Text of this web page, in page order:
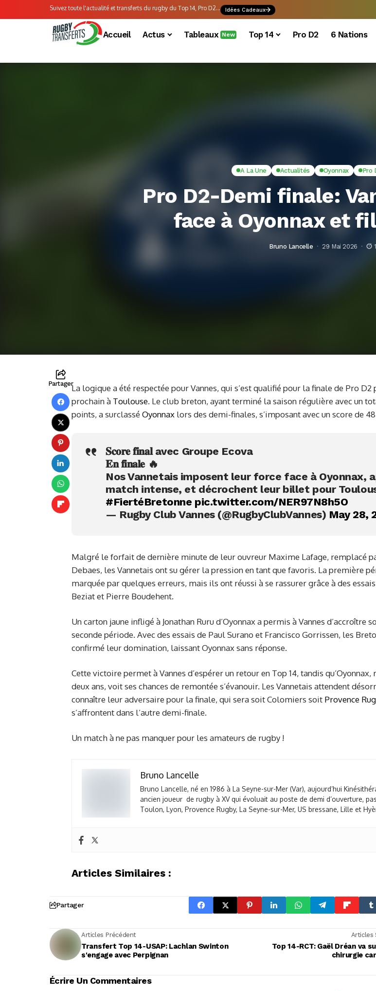
Suivez toute l'actualité et transferts du rugby du Top 14, Pro D2... Idées Cadeaux
Accueil Actus Tableaux New Top 14 Pro D2 6 Nations
A La Une Actualités Oyonnax Pro
Pro D2-Demi finale:
face à Oyonnax et
Bruno Lancelle 29 Mai 2026
PartagerLa logique a été respectée pour Vannes, qui s’est qualifié pour la finale de Pro D2
prochain à Toulouse. Le club breton, ayant terminé la saison régulière avec un
points, a surclassé Oyonnax lors des demi-finales, s’imposant avec un score de 48
𝐒𝐜𝐨𝐫𝐞 𝐟𝐢𝐧𝐚𝐥 avec Groupe Ecova
𝐄𝐧 𝐟𝐢𝐧𝐚𝐥𝐞 🔥
Nos Vannetais imposent leur force face à Oyonnax,
match intense, et décrochent leur billet pour
#FiertéBretonne pic.twitter.com/NER97N8h5O
— Rugby Club Vannes (@RugbyClubVannes) May 28,
Malgré le forfait de dernière minute de leur ouvreur Maxime Lafage, remplacé
Debaes, les Vannetais ont su gérer la pression en tant que favoris. La première
marquée par quelques erreurs, mais ils ont réussi à se rassurer grâce à des
Beziat et Pierre Boudehent.
Un carton jaune infligé à Jonathan Ruru d’Oyonnax a permis à Vannes d’accroître
seconde période. Avec des essais de Paul Surano et Francisco Gorrissen, les
confirmé leur domination, laissant Oyonnax sans réponse.
Cette victoire permet à Vannes d’espérer un retour en Top 14, tandis qu’Oyonnax,
deux ans, voit ses chances de remontée s’évanouir. Les Vannetais attendent
connaître leur adversaire pour la finale, qui sera soit Colomiers soit Provence
s’affrontent dans l’autre demi-finale.
Un match à ne pas manquer pour les amateurs de rugby !
Bruno Lancelle
Bruno Lancelle, né en 1986 à La Seyne-sur-Mer (Var), aujourd’hui
ancien joueur de rugby à XV qui évoluait au poste de demi d’ouverture,
Toulon, Lyon, Provence Rugby, La Seyne-sur-Mer, US bressane, Lille et
Articles Similaires :
Partager
Articles Précédent
Transfert Top 14-USAP: Lachlan Swinton
s'engage avec Perpignan
Articles
Top 14-RCT: Gaël Dréan va
chirurgie
Écrire Un Commentaires